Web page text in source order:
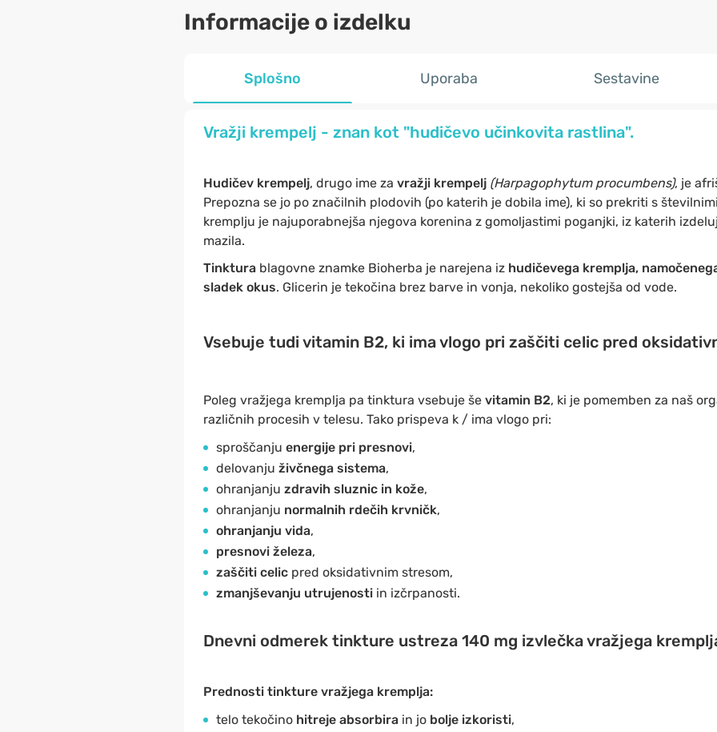
Informacije o izdelku
Splošno Uporaba Sestavine
Vražji krempelj - znan kot "hudičevo učinkovita rastlina".
Hudičev krempelj, drugo ime za vražji krempelj (Harpagophytum procumbens), je
Prepozna se jo po značilnih plodovih (po katerih je dobila ime), ki so prekriti s
kremplju je najuporabnejša njegova korenina z gomoljastimi poganjki, iz katerih
mazila.
Tinktura blagovne znamke Bioherba je narejena iz hudičevega kremplja,
sladek okus. Glicerin je tekočina brez barve in vonja, nekoliko gostejša od vode.
Vsebuje tudi vitamin B2, ki ima vlogo pri zaščiti celic pred
Poleg vražjega kremplja pa tinktura vsebuje ševitamin B2, ki je pomemben za naš
različnih procesih v telesu. Tako prispeva k / ima vlogo pri:
sproščanju energije pri presnovi,
delovanju živčnega sistema,
ohranjanju zdravih sluznic in kože,
ohranjanju normalnih rdečih krvničk,
ohranjanju vida,
presnovi železa,
zaščiti celicpred oksidativnim stresom,
zmanjševanju utrujenostiin izčrpanosti.
Dnevni odmerek tinkture ustreza 140 mg izvlečka vražjega
Prednosti tinkture vražjega kremplja:
telo tekočino hitreje absorbira in jo bolje izkoristi,